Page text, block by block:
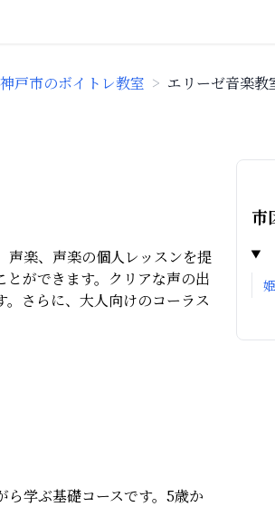
神戸市のボイトレ教室 > エリーゼ音楽教
声楽、声楽の個人レッスンを提
ができます。クリアな声の出
さらに、大人向けのコーラス
学ぶ基礎コースです。5歳か
市